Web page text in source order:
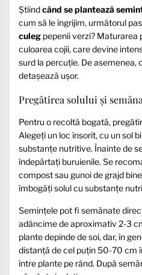
Știindcând se plantează
cum să le îngrijim, următorul
culeg pepenii verzi? Maturarea
culoarea cojii, care devine
surd la percuție. De asemenea,
detașează ușor.
Pregătirea solului și
Pentru o recoltă bogată,
Alegeți un loc însorit, cu un sol
substanțe nutritive. Înainte de
îndepărtați buruienile. Se
compost sau gunoi de grajd
îmbogăți solul cu substanțe
Semințele pot fi semănate
adâncime de aproximativ 2-3
plante depinde de soi, dar, în
distanță de cel puțin 50-70 cm
între plante pe rând. După